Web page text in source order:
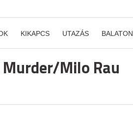
KIKAPCS UTAZÁS BALATON
Milo Rau